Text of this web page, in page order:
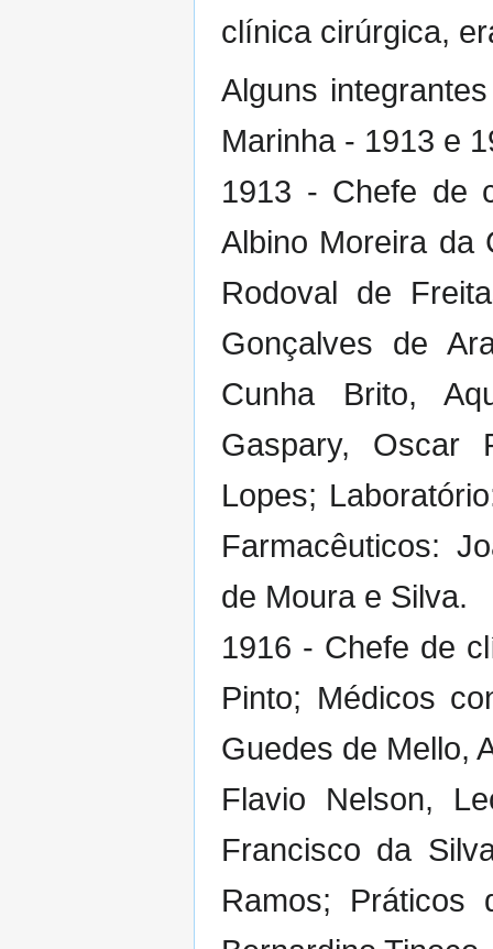
clínica cirúrgica,
Alguns
Marinha - 1913 e
1913 - Chefe de
Albino Moreira da
Rodoval de
Gonçalves de
Cunha Brito,
Gaspary, Oscar
Lopes;
Farmacêuticos:
de Moura e Silva.
1916 - Chefe de
Pinto; Médicos
Guedes de Mello,
Flavio Nelson,
Francisco da
Ramos; Práticos